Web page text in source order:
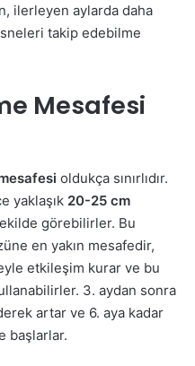
ilerleyen aylarda daha
takip edebilme
Mesafesi
oldukça sınırlıdır.
yaklaşık 20-25 cm
görebilirler. Bu
en yakın mesafedir,
etkileşim kurar ve bu
3. aydan sonra
artar ve 6. aya kadar
başlarlar.